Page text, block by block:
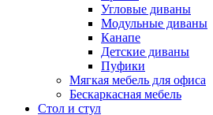
Угловые диваны
Модульные диваны
Канапе
Детские диваны
Пуфики
Мягкая мебель для офиса
Бескаркасная мебель
Стол и стул